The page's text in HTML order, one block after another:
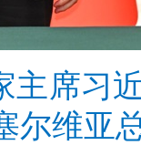
主席习
尔维亚